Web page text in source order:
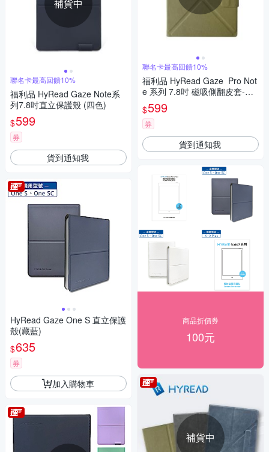
補貨中
聯名卡最高回饋10%
福利品 HyRead Gaze Note系
列7.8吋直立保護殼 (四色)
$599
券
貨到通知我
HyRead Gaze One S 直立保護
殼(藏藍)
$635
券
加入購物車
聯名卡最高回饋10%
福利品 HyRead Gaze Pro Not
e 系列 7.8吋 磁吸側翻皮套-抹
茶綠
$599
券
貨到通知我
商品折價券
100元
補貨中